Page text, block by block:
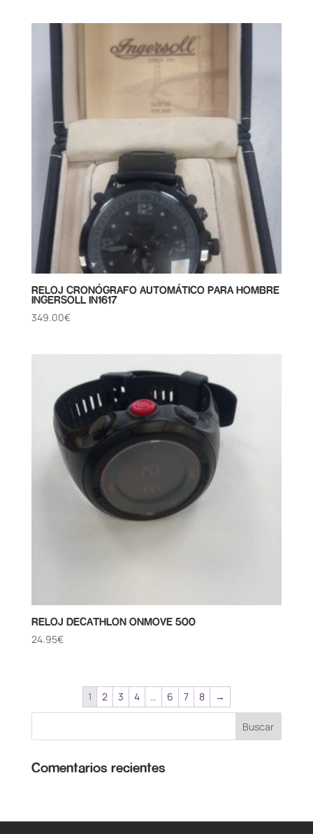
RELOJ CRONÓGRAFO AUTOMÁTICO PARA HOMBRE
INGERSOLL IN1617
349.00€
RELOJ DECATHLON ONMOVE 500
24.95€
1 2 3 4 … 6 7 8 →
Comentarios recientes